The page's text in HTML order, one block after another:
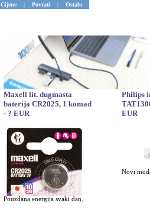
Cijene | Povrati | Ostalo
Maxell lit. dugmasta
baterija CR2025, 1 komad
- ? EUR
Pouzdana energija svaki dan.
Philips
EUR
Novi